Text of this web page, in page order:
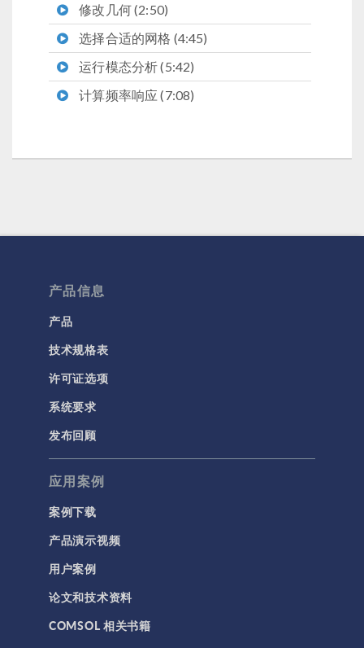
修改几何 (2:50)
选择合适的网格 (4:45)
运行模态分析 (5:42)
计算频率响应 (7:08)
产品信息
产品
技术规格表
许可证选项
系统要求
发布回顾
应用案例
案例下载
产品演示视频
用户案例
论文和技术资料
COMSOL 相关书籍